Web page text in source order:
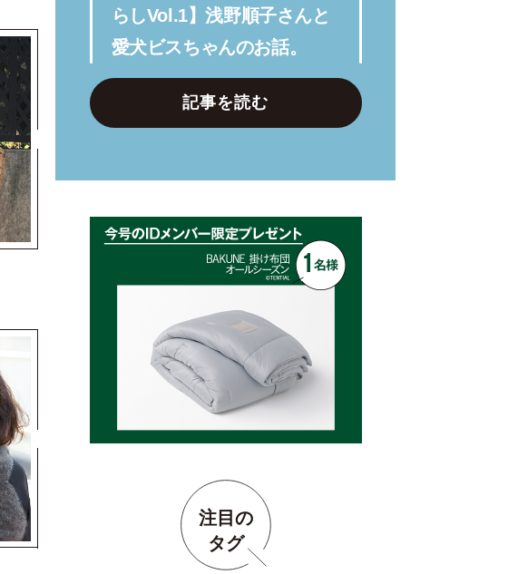
らしVol.1】浅野順子さんと
愛犬ビスちゃんのお話。
記事を読む
注目の
タグ